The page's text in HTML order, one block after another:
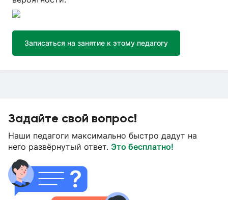
Записаться на занятие к этому педагогу
Задайте свой вопрос!
Наши педагоги максимально быстро дадут на
него развёрнутый ответ. Это бесплатно!